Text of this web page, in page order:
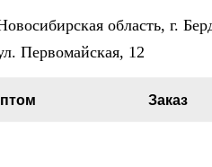
область, г.
Первомайская, 12
Заказ